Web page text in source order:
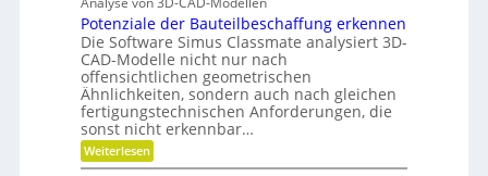
zy
d
r
a
u
l
i
k
n
t
e
c
h
n
i
k
f
a
b
f
ä
l
l
e
r
m
e
h
r
F
l
e
x
i
b
Potenziale der Bauteilbeschaffung erkennen
Die Software Simus Classmate analysiert 3D-
CAD-Modelle nicht nur nach
offensichtlichen geometrischen
Ähnlichkeiten, sondern auch nach gleichen
fertigungstechnischen Anforderungen, die
sonst nicht erkennbar…
Weiterlesen:
P